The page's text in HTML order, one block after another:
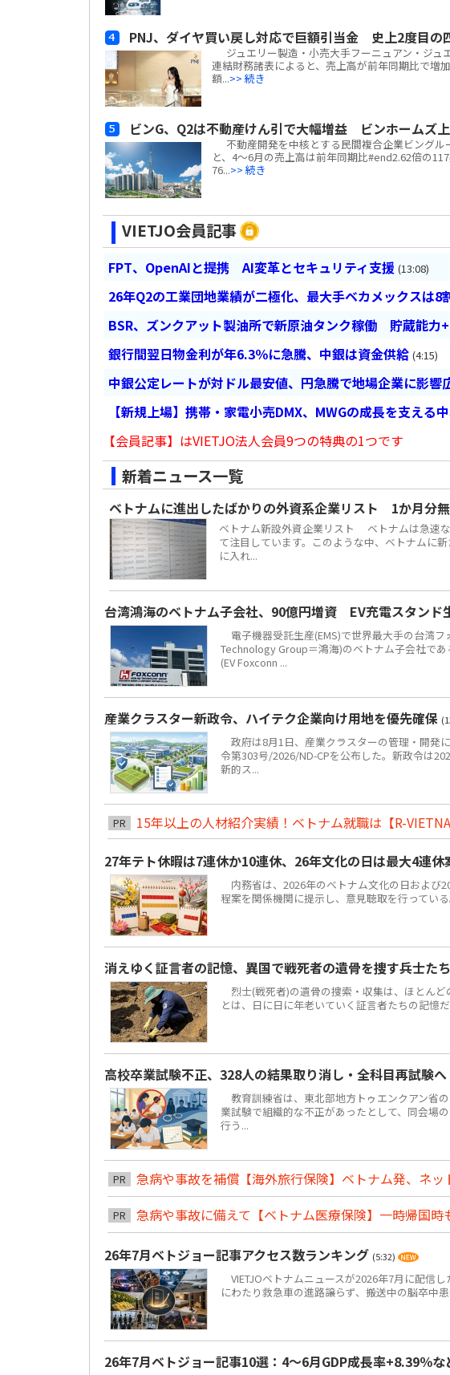
PNJ、ダイヤ買い戻し対応で巨額引当金 史上2度目の
ジュエリー製造・小売大手フーニュアン・ジ
連結財務諸表によると、売上高が前年同期比で増
額...>> 続き
ビンG、Q2は不動産けん引で大幅増益 ビンホームズ
不動産開発を中核とする民間複合企業ビングル
と、4～6月の売上高は前年同期比#end2.62倍の
76...>> 続き
VIETJO会員記事
FPT、OpenAIと提携 AI変革とセキュリティ支援 (13:08)
26年Q2の工業団地業績が二極化、最大手ベカメックスは8
BSR、ズンクアット製油所で新原油タンク稼働 貯蔵能力
銀行間翌日物金利が年6.3％に急騰、中銀は資金供給 (4:15)
中銀公定レートが対ドル最安値、円急騰で地場企業に影響
【新規上場】携帯・家電小売DMX、MWGの成長を支える
【会員記事】はVIETJO法人会員9つの特典の1つです
新着ニュース一覧
ベトナムに進出したばかりの外資系企業リスト 1か月分無
ベトナム新設外資企業リスト ベトナムは急速
て注目しています。このような中、ベトナムに
に入れ...
台湾鴻海のベトナム子会社、90億円増資 EV充電スタンド
電子機器受託生産(EMS)で世界最大手の台湾
Technology Group＝鴻海)のベトナム子会社で
(EV Foxconn ...
産業クラスター新政令、ハイテク企業向け用地を優先確保
政府は8月1日、産業クラスターの管理・開発
令第303号/2026/ND-CPを公布した。新政令は
新的ス...
PR
15年以上の人材紹介実績！ベトナム就職は【R-
27年テト休暇は7連休か10連休、26年文化の日は最大4連休
内務省は、2026年のベトナム文化の日および
程案を関係機関に提示し、意見聴取を行って
消えゆく証言者の記憶、異国で戦死者の遺骨を捜す兵士たち
烈士(戦死者)の遺骨の捜索・収集は、ほとん
とは、日に日に年老いていく証言者たちの記
高校卒業試験不正、328人の結果取り消し・全科目再試験へ
教育訓練省は、東北部地方トゥエンクアン省
業試験で組織的な不正があったとして、同会場
行う...
PR 急病や事故を補償【海外旅行保険】ベトナム発、ネッ
PR 急病や事故に備えて【ベトナム医療保険】一時帰国時
26年7月ベトジョー記事アクセス数ランキング (5:32)
VIETJOベトナムニュースが2026年7月に配信
にわたり救急車の進路譲らず、搬送中の脳卒中
26年7月ベトジョー記事10選：4～6月GDP成長率+8.39％な